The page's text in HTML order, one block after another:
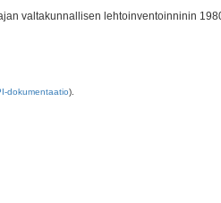
valtakunnallisen lehtoinventoinninin
dokumentaatio).